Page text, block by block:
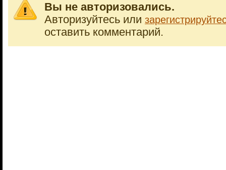
Вы не авторизовались.
Авторизуйтесь или
оставить комментарий.